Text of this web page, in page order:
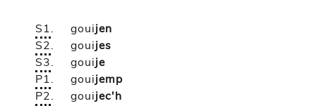
S1. gouijen
S2. gouijes
S3. gouije
P1. gouijemp
P2. gouijec'h